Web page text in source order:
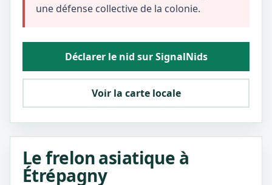
une défense collective de la colonie.
Déclarer le nid sur SignalNids
Voir la carte locale
Le frelon asiatique à
Étrépagny